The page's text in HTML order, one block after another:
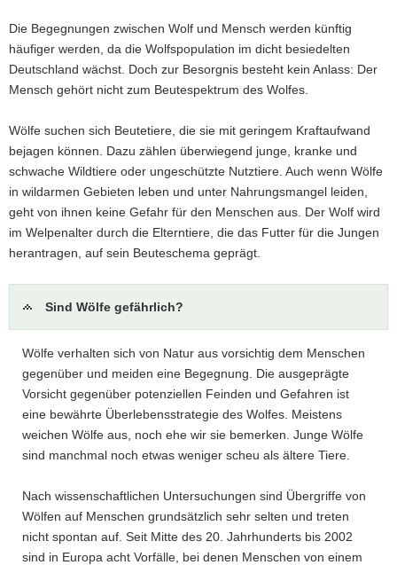
o
Die Begegnungen zwischen Wolf und Mensch werden künftig
häufiger werden, da die Wolfspopulation im dicht besiedelten
Deutschland wächst. Doch zur Besorgnis besteht kein Anlass: Der
Mensch gehört nicht zum Beutespektrum des Wolfes.
Wölfe suchen sich Beutetiere, die sie mit geringem Kraftaufwand
bejagen können. Dazu zählen überwiegend junge, kranke und
schwache Wildtiere oder ungeschützte Nutztiere. Auch wenn Wölfe
in wildarmen Gebieten leben und unter Nahrungsmangel leiden,
geht von ihnen keine Gefahr für den Menschen aus. Der Wolf wird
im Welpenalter durch die Elterntiere, die das Futter für die Jungen
herantragen, auf sein Beuteschema geprägt.
Sind Wölfe gefährlich?
Wölfe verhalten sich von Natur aus vorsichtig dem Menschen
gegenüber und meiden eine Begegnung. Die ausgeprägte
Vorsicht gegenüber potenziellen Feinden und Gefahren ist
eine bewährte Überlebensstrategie des Wolfes. Meistens
weichen Wölfe aus, noch ehe wir sie bemerken. Junge Wölfe
sind manchmal noch etwas weniger scheu als ältere Tiere.
Nach wissenschaftlichen Untersuchungen sind Übergriffe von
Wölfen auf Menschen grundsätzlich sehr selten und treten
nicht spontan auf. Seit Mitte des 20. Jahrhunderts bis 2002
sind in Europa acht Vorfälle, bei denen Menschen von einem